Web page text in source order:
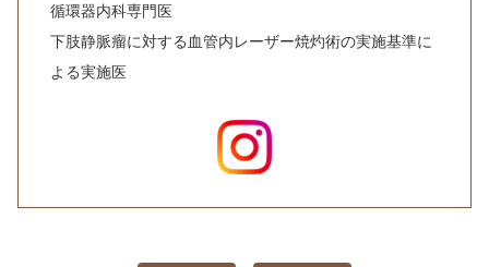
循環器内科専門医
下肢静脈瘤に対する血管内レーザー焼灼術の実施基準に
よる実施医